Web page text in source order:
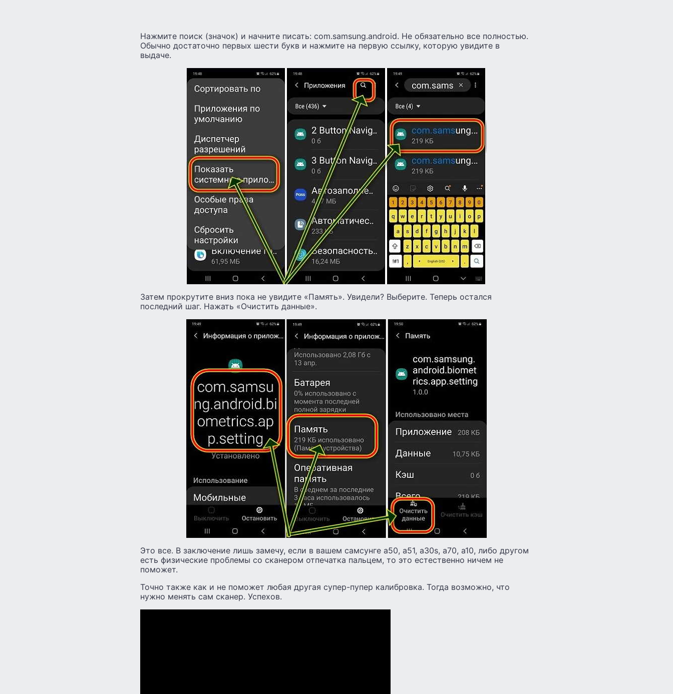
Нажмите поиск (значок) и начните писать: com.samsung.android. Не обязательно все полностью.
Обычно достаточно первых шести букв и нажмите на первую ссылку, которую увидите в
выдаче.
Затем прокрутите вниз пока не увидите «Память». Увидели? Выберите. Теперь остался
последний шаг. Нажать «Очистить данные».
Это все. В заключение лишь замечу, если в вашем самсунге a50, a51, a30s, a70, а10, либо другом
есть физические проблемы со сканером отпечатка пальцем, то это естественно ничем не
поможет.
Точно также как и не поможет любая другая супер-пупер калибровка. Тогда возможно, что
нужно менять сам сканер. Успехов.